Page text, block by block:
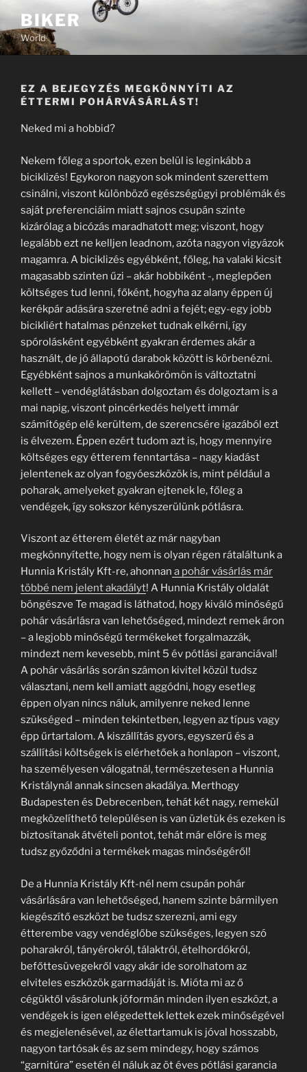
Tartalomhoz
BIKER
World
EZ A BEJEGYZÉS MEGKÖNNYÍTI AZ
ÉTTERMI POHÁRVÁSÁRLÁST!
Neked mi a hobbid?
Nekem főleg a sportok, ezen belül is leginkább a
biciklizés! Egykoron nagyon sok mindent szerettem
csinálni, viszont különböző egészségügyi problémák és
saját preferenciáim miatt sajnos csupán szinte
kizárólag a bicózás maradhatott meg; viszont, hogy
legalább ezt ne kelljen leadnom, azóta nagyon vigyázok
magamra. A biciklizés egyébként, főleg, ha valaki kicsit
magasabb szinten űzi – akár hobbiként -, meglepően
költséges tud lenni, főként, hogyha az alany éppen új
kerékpár adására szeretné adni a fejét; egy-egy jobb
bicikliért hatalmas pénzeket tudnak elkérni, így
spórolásként egyébként gyakran érdemes akár a
használt, de jó állapotú darabok között is körbenézni.
Egyébként sajnos a munkakörömön is változtatni
kellett – vendéglátásban dolgoztam és dolgoztam is a
mai napig, viszont pincérkedés helyett immár
számítógép elé kerültem, de szerencsére igazából ezt
is élvezem. Éppen ezért tudom azt is, hogy mennyire
költséges egy étterem fenntartása – nagy kiadást
jelentenek az olyan fogyóeszközök is, mint például a
poharak, amelyeket gyakran ejtenek le, főleg a
vendégek, így sokszor kényszerülünk pótlásra.
Viszont az étterem életét az már nagyban
megkönnyítette, hogy nem is olyan régen rátaláltunk a
Hunnia Kristály Kft-re, ahonnan a pohár vásárlás már
többé nem jelent akadályt! A Hunnia Kristály oldalát
böngészve Te magad is láthatod, hogy kiváló minőségű
pohár vásárlásra van lehetőséged, mindezt remek áron
– a legjobb minőségű termékeket forgalmazzák,
mindezt nem kevesebb, mint 5 év pótlási garanciával!
A pohár vásárlás során számon kivitel közül tudsz
választani, nem kell amiatt aggódni, hogy esetleg
éppen olyan nincs náluk, amilyenre neked lenne
szükséged – minden tekintetben, legyen az típus vagy
épp űrtartalom. A kiszállítás gyors, egyszerű és a
szállítási költségek is elérhetőek a honlapon – viszont,
ha személyesen válogatnál, természetesen a Hunnia
Kristálynál annak sincsen akadálya. Merthogy
Budapesten és Debrecenben, tehát két nagy, remekül
megközelíthető településen is van üzletük és ezeken is
biztosítanak átvételi pontot, tehát már előre is meg
tudsz győződni a termékek magas minőségéről!
De a Hunnia Kristály Kft-nél nem csupán pohár
vásárlására van lehetőséged, hanem szinte bármilyen
kiegészítő eszközt be tudsz szerezni, ami egy
étterembe vagy vendéglőbe szükséges, legyen szó
poharakról, tányérokról, tálaktról, ételhordókról,
befőttesüvegekről vagy akár ide sorolhatom az
elviteles eszközök garmadáját is. Mióta mi az ő
cégüktől vásárolunk jóformán minden ilyen eszközt, a
vendégek is igen elégedettek lettek ezek minőségével
és megjelenésével, az élettartamuk is jóval hosszabb,
nagyon tartósak és az sem mindegy, hogy számos
“garnitúra” esetén él náluk az öt éves pótlási garancia